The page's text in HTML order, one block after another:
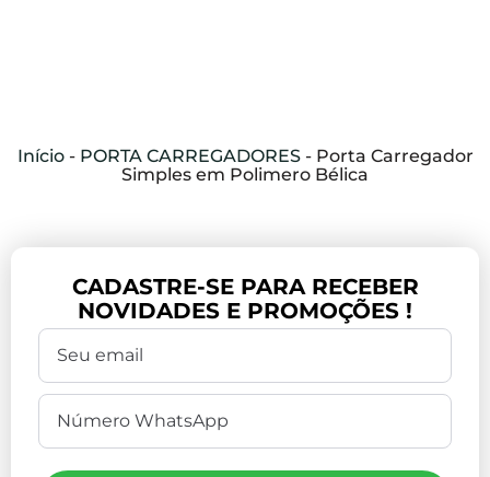
Início- PORTA CARREGADORES- Porta Carregador
Simples em Polimero Bélica
CADASTRE-SE PARA RECEBER
NOVIDADES E PROMOÇÕES !